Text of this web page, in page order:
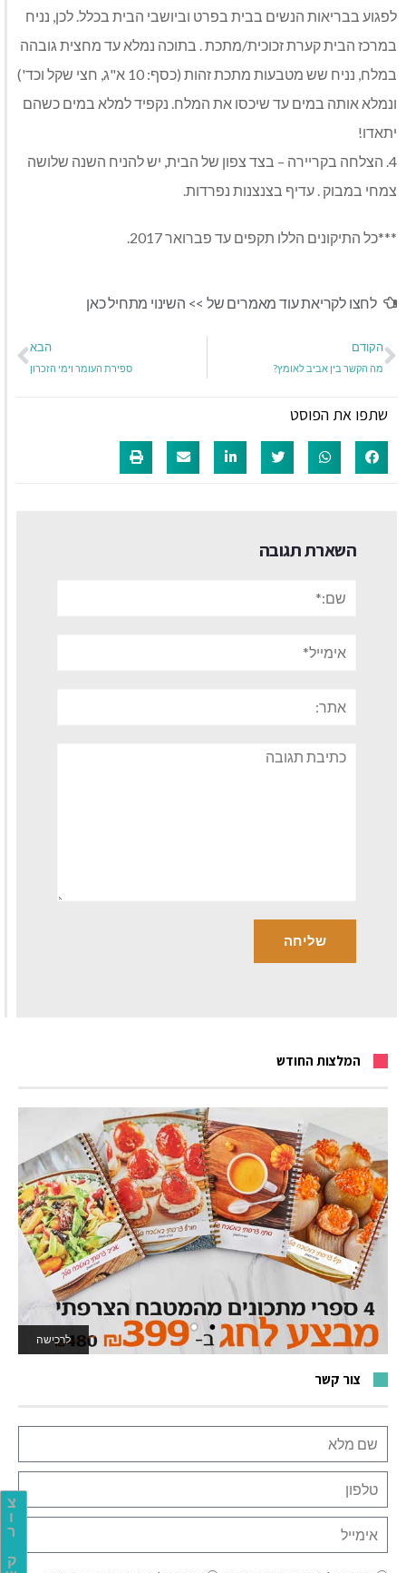
צ
ו
ר
ק
לפגוע בבריאות הנשים בבית בפרט וביושבי הבית בכלל. לכן, נניח
במרכז הבית קערת זכוכית/מתכת . בתוכה נמלא עד מחצית גובהה
במלח, נניח שש מטבעות מתכת זהות (כסף: 10 א"ג, חצי שקל וכד')
ונמלא אותה במים עד שיכסו את המלח. נקפיד למלא במים כשהם
יתאדו!
4. הצלחה בקריירה – בצד צפון של הבית, יש להניח השנה שלושה
צמחי במבוק . עדיף בצנצנות נפרדות.
***כל התיקונים הללו תקפים עד פברואר 2017.
לחצו לקריאת עוד מאמרים של >> השינוי מתחיל כאן
הקודם
מה הקשר בין אביב לאומץ?
הבא
ספירת העומר וימי הזכרון
שתפו את הפוסט
השארת תגובה
תגובה
המלצות החודש
לרכישה
לאתר המשחקים
צור קשר